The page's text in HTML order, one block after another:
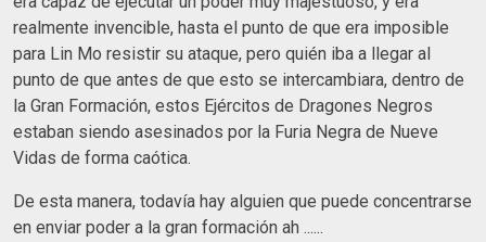
realmente invencible, hasta el punto de que era imposible
para Lin Mo resistir su ataque, pero quién iba a llegar al
punto de que antes de que esto se intercambiara, dentro de
la Gran Formación, estos Ejércitos de Dragones Negros
estaban siendo asesinados por la Furia Negra de Nueve
Vidas de forma caótica.
De esta manera, todavía hay alguien que puede concentrarse
en enviar poder a la gran formación ah ......